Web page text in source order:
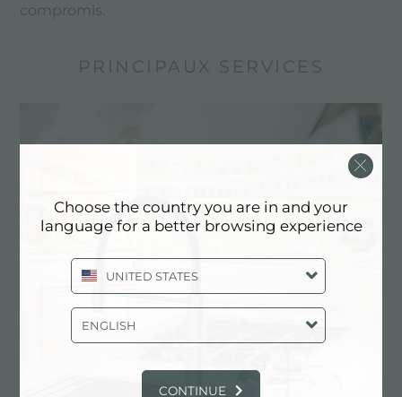
compromis.
PRINCIPAUX SERVICES
Dessin personnalisé
distinctifs de la production de Foster
Choose the country you are in and your
language for a better browsing experience
UNITED STATES
ENGLISH
CONTINUE